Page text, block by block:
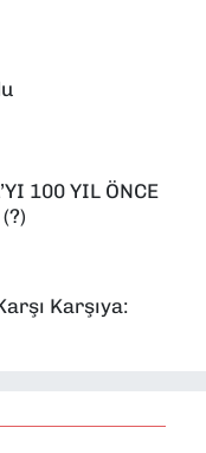
100 YIL ÖNCE
Karşıya: